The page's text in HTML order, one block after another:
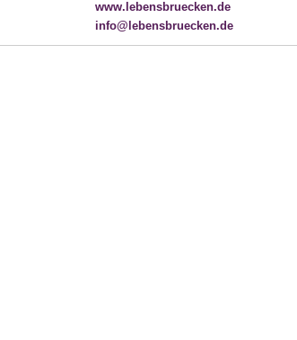
www.lebensbruecken.de
info@lebensbruecken.de